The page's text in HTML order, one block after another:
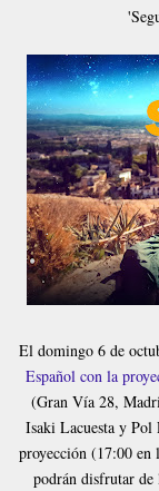
El domingo 6 de
Español con la
(Gran Vía 28,
Isaki Lacuesta y
proyección (17:00 en
podrán disfrutar